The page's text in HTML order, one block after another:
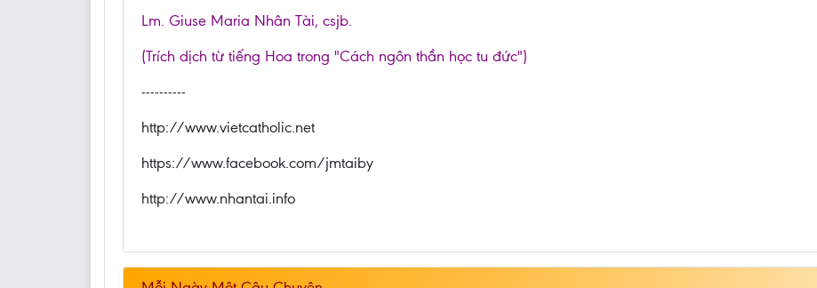
Lm. Giuse Maria Nhân Tài, csjb.
(Trích dịch từ tiếng Hoa trong "Cách ngôn thần học tu đức")
----------
http://www.vietcatholic.net
https://www.facebook.com/jmtaiby
http://www.nhantai.info